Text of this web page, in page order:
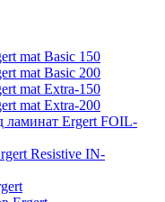
mat Basic 150
mat Basic 200
mat Extra-150
mat Extra-200
ламинат Ergert FOIL-
Resistive IN-